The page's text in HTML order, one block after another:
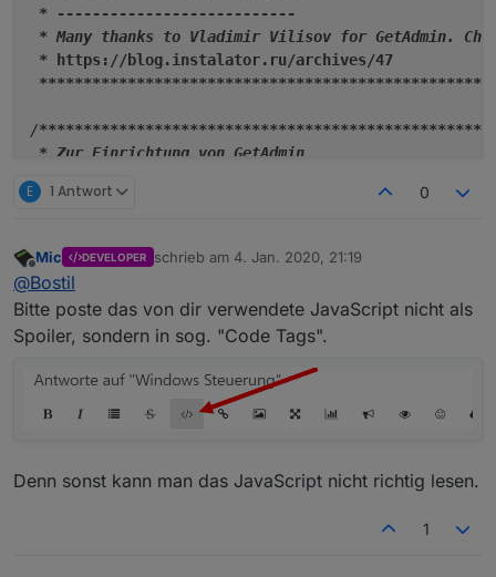
* ---------------------------
* Many thanks to Vladimir Vilisov for GetAdmin.
* https://blog.instalator.ru/archives/47
**************************************************
/************************************************
* Zur Einrichtung von GetAdmin
/*
*
*
*
*
*
*
*
*         - in Spalte 'PATH or URL' eintragen:
E 1 Antwort 0
Offline
Mic DEVELOPER schrieb am 4. Jan. 2020, 21:19
zuletzt editiert von
@Bostil
Bitte poste das von dir verwendete JavaScript nicht als
Spoiler, sondern in sog. "Code Tags".
Denn sonst kann man das JavaScript nicht richtig lesen.
1